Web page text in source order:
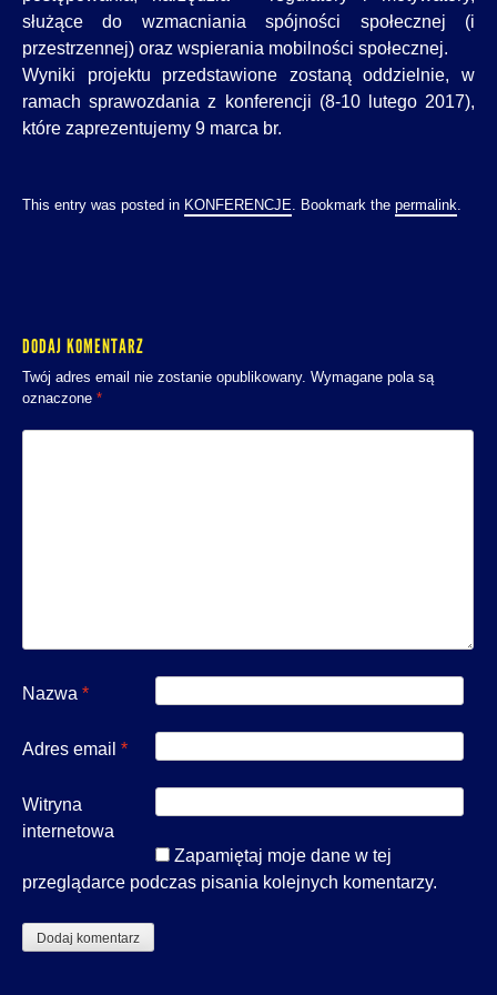
służące do wzmacniania spójności społecznej (i
przestrzennej) oraz wspierania mobilności społecznej.
Wyniki projektu przedstawione zostaną oddzielnie, w
ramach sprawozdania z konferencji (8-10 lutego 2017),
które zaprezentujemy 9 marca br.
This entry was posted in KONFERENCJE . Bookmark the permalink
DODAJ KOMENTARZ
Twój adres email nie zostanie opublikowany. Wymagane pola są
oznaczone *
Nazwa *
Adres email *
Witryna
internetowa
Zapamiętaj moje dane w tej
przeglądarce podczas pisania kolejnych komentarzy.